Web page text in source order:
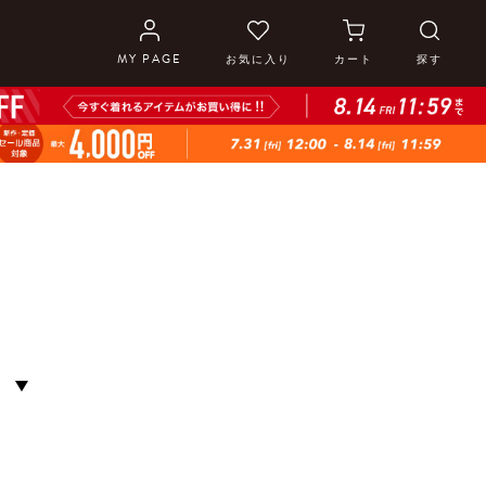
MY PAGE お気に入り カート 探す